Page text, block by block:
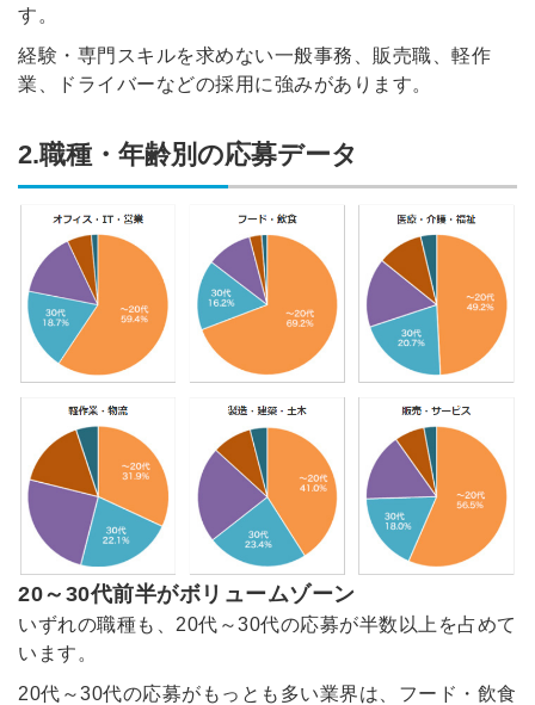
す。
経験・専門スキルを求めない一般事務、販売職、軽作
業、ドライバーなどの採用に強みがあります。
2.職種・年齢別の応募データ
20～30代前半がボリュームゾーン
いずれの職種も、20代～30代の応募が半数以上を占めて
います。
20代～30代の応募がもっとも多い業界は、フード・飲食